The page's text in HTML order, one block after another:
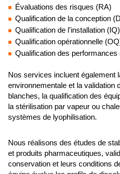
Évaluations des risques (RA)
Qualification de la conception
Qualification de l'installation (IQ)
Qualification opérationnelle
Qualification des performances
Nos services incluent également
environnementale et la validation
blanches, la qualification des
la stérilisation par vapeur ou
systèmes de lyophilisation.
Nous réalisons des études de
et produits pharmaceutiques,
conservation et leurs conditions